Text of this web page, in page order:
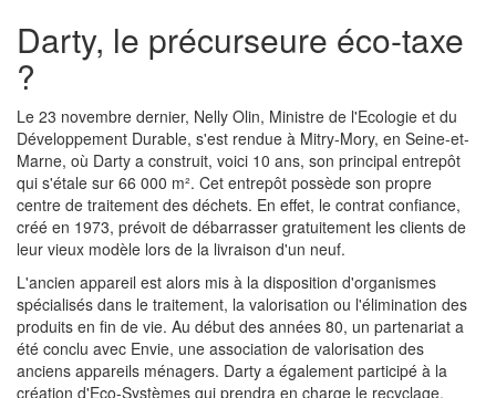
Darty, le précurseure éco-taxe
?
Le 23 novembre dernier, Nelly Olin, Ministre de l'Ecologie et du
Développement Durable, s'est rendue à Mitry-Mory, en Seine-et-
Marne, où Darty a construit, voici 10 ans, son principal entrepôt
qui s'étale sur 66 000 m². Cet entrepôt possède son propre
centre de traitement des déchets. En effet, le contrat confiance,
créé en 1973, prévoit de débarrasser gratuitement les clients de
leur vieux modèle lors de la livraison d'un neuf.
L'ancien appareil est alors mis à la disposition d'organismes
spécialisés dans le traitement, la valorisation ou l'élimination des
produits en fin de vie. Au début des années 80, un partenariat a
été conclu avec Envie, une association de valorisation des
anciens appareils ménagers. Darty a également participé à la
création d'Eco-Systèmes qui prendra en charge le recyclage,